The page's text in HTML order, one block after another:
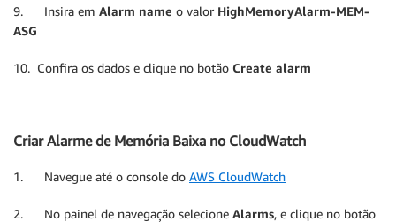
9. Insira em Alarm name o valor HighMemoryAlarm-MEM-
ASG
10. Confira os dados e clique no botão Create alarm
Criar Alarme de Memória Baixa no CloudWatch
1. Navegue até o console do AWS CloudWatch
2. No painel de navegação selecione Alarms, e clique no botão